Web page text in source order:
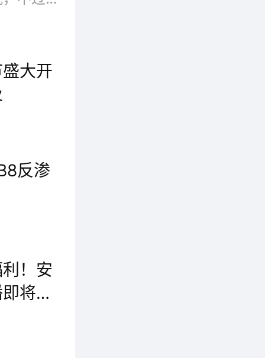
孔那
表
年研
核心
。
,这
将
大开
反渗
！安
将启